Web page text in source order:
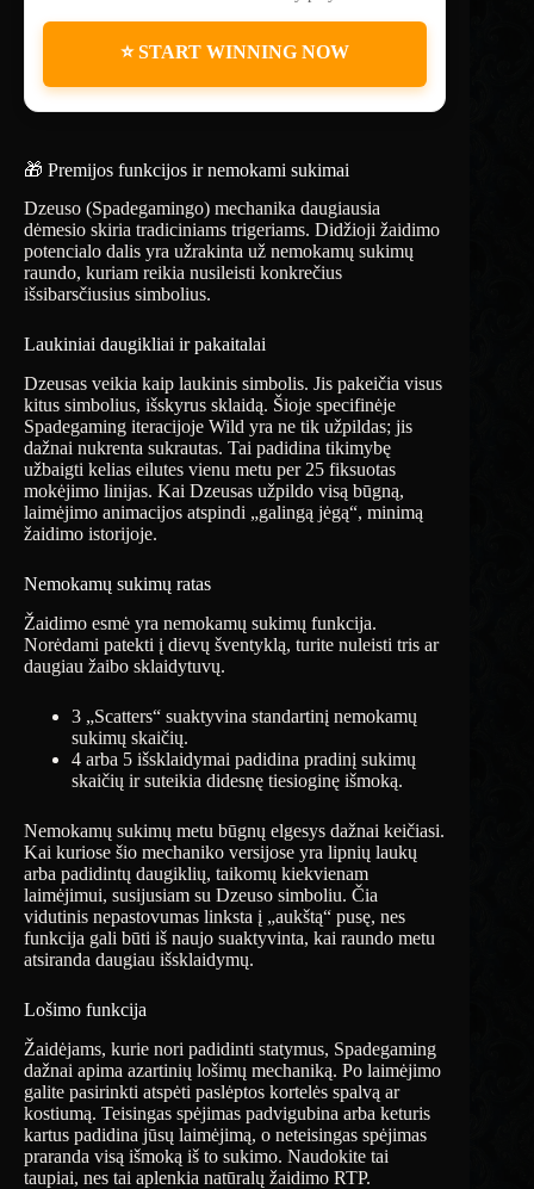
⭐ START WINNING NOW
🎁 Premijos funkcijos ir nemokami sukimai
Dzeuso (Spadegamingo) mechanika daugiausia
dėmesio skiria tradiciniams trigeriams. Didžioji žaidimo
potencialo dalis yra užrakinta už nemokamų sukimų
raundo, kuriam reikia nusileisti konkrečius
išsibarsčiusius simbolius.
Laukiniai daugikliai ir pakaitalai
Dzeusas veikia kaip laukinis simbolis. Jis pakeičia visus
kitus simbolius, išskyrus sklaidą. Šioje specifinėje
Spadegaming iteracijoje Wild yra ne tik užpildas; jis
dažnai nukrenta sukrautas. Tai padidina tikimybę
užbaigti kelias eilutes vienu metu per 25 fiksuotas
mokėjimo linijas. Kai Dzeusas užpildo visą būgną,
laimėjimo animacijos atspindi „galingą jėgą“, minimą
žaidimo istorijoje.
Nemokamų sukimų ratas
Žaidimo esmė yra nemokamų sukimų funkcija.
Norėdami patekti į dievų šventyklą, turite nuleisti tris ar
daugiau žaibo sklaidytuvų.
3 „Scatters“ suaktyvina standartinį nemokamų
sukimų skaičių.
4 arba 5 išsklaidymai padidina pradinį sukimų
skaičių ir suteikia didesnę tiesioginę išmoką.
Nemokamų sukimų metu būgnų elgesys dažnai keičiasi.
Kai kuriose šio mechaniko versijose yra lipnių laukų
arba padidintų daugiklių, taikomų kiekvienam
laimėjimui, susijusiam su Dzeuso simboliu. Čia
vidutinis nepastovumas linksta į „aukštą“ pusę, nes
funkcija gali būti iš naujo suaktyvinta, kai raundo metu
atsiranda daugiau išsklaidymų.
Lošimo funkcija
Žaidėjams, kurie nori padidinti statymus, Spadegaming
dažnai apima azartinių lošimų mechaniką. Po laimėjimo
galite pasirinkti atspėti paslėptos kortelės spalvą ar
kostiumą. Teisingas spėjimas padvigubina arba keturis
kartus padidina jūsų laimėjimą, o neteisingas spėjimas
praranda visą išmoką iš to sukimo. Naudokite tai
taupiai, nes tai aplenkia natūralų žaidimo RTP.